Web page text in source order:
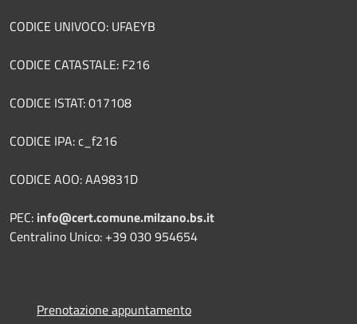
CODICE UNIVOCO: UFAEYB
CODICE CATASTALE: F216
CODICE ISTAT: 017108
CODICE IPA: c_f216
CODICE AOO: AA9831D
PEC: info@cert.comune.milzano.bs.it
Centralino Unico: +39 030 954654
Prenotazione appuntamento